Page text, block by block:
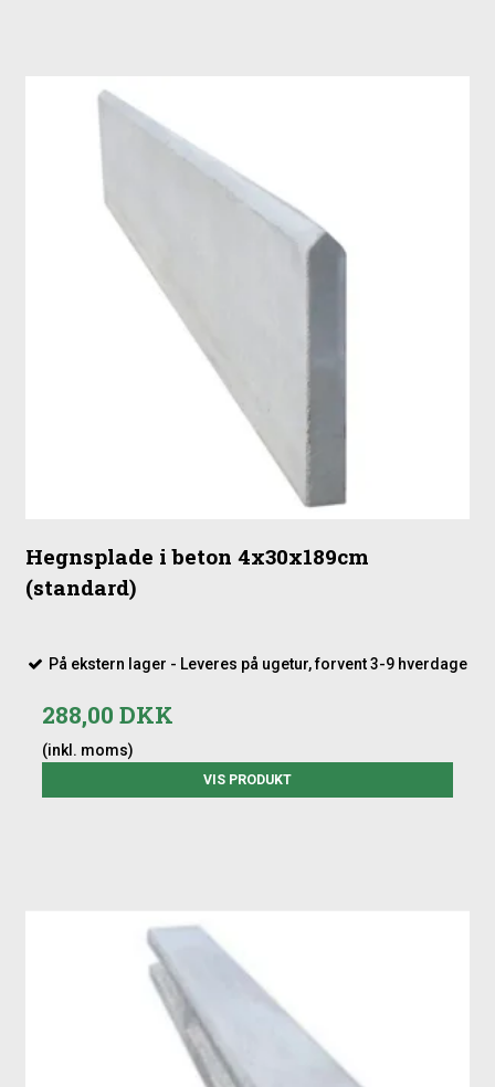
Hegnsplade i beton 4x30x189cm
(standard)
På ekstern lager - Leveres på ugetur, forvent 3-9 hverdage
288,00 DKK
(inkl. moms)
VIS PRODUKT